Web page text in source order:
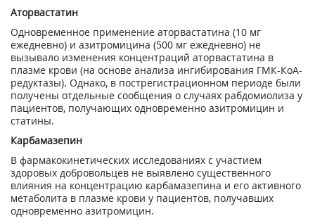
Аторвастатин
Одновременное применение аторвастатина (10 мг
ежедневно) и азитромицина (500 мг ежедневно) не
вызывало изменения концентраций аторвастатина в
плазме крови (на основе анализа ингибирования ГМК-КоА-
редуктазы). Однако, в пострегистрационном периоде были
получены отдельные сообщения о случаях рабдомиолиза у
пациентов, получающих одновременно азитромицин и
статины.
Карбамазепин
В фармакокинетических исследованиях с участием
здоровых добровольцев не выявлено существенного
влияния на концентрацию карбамазепина и его активного
метаболита в плазме крови у пациентов, получавших
одновременно азитромицин.